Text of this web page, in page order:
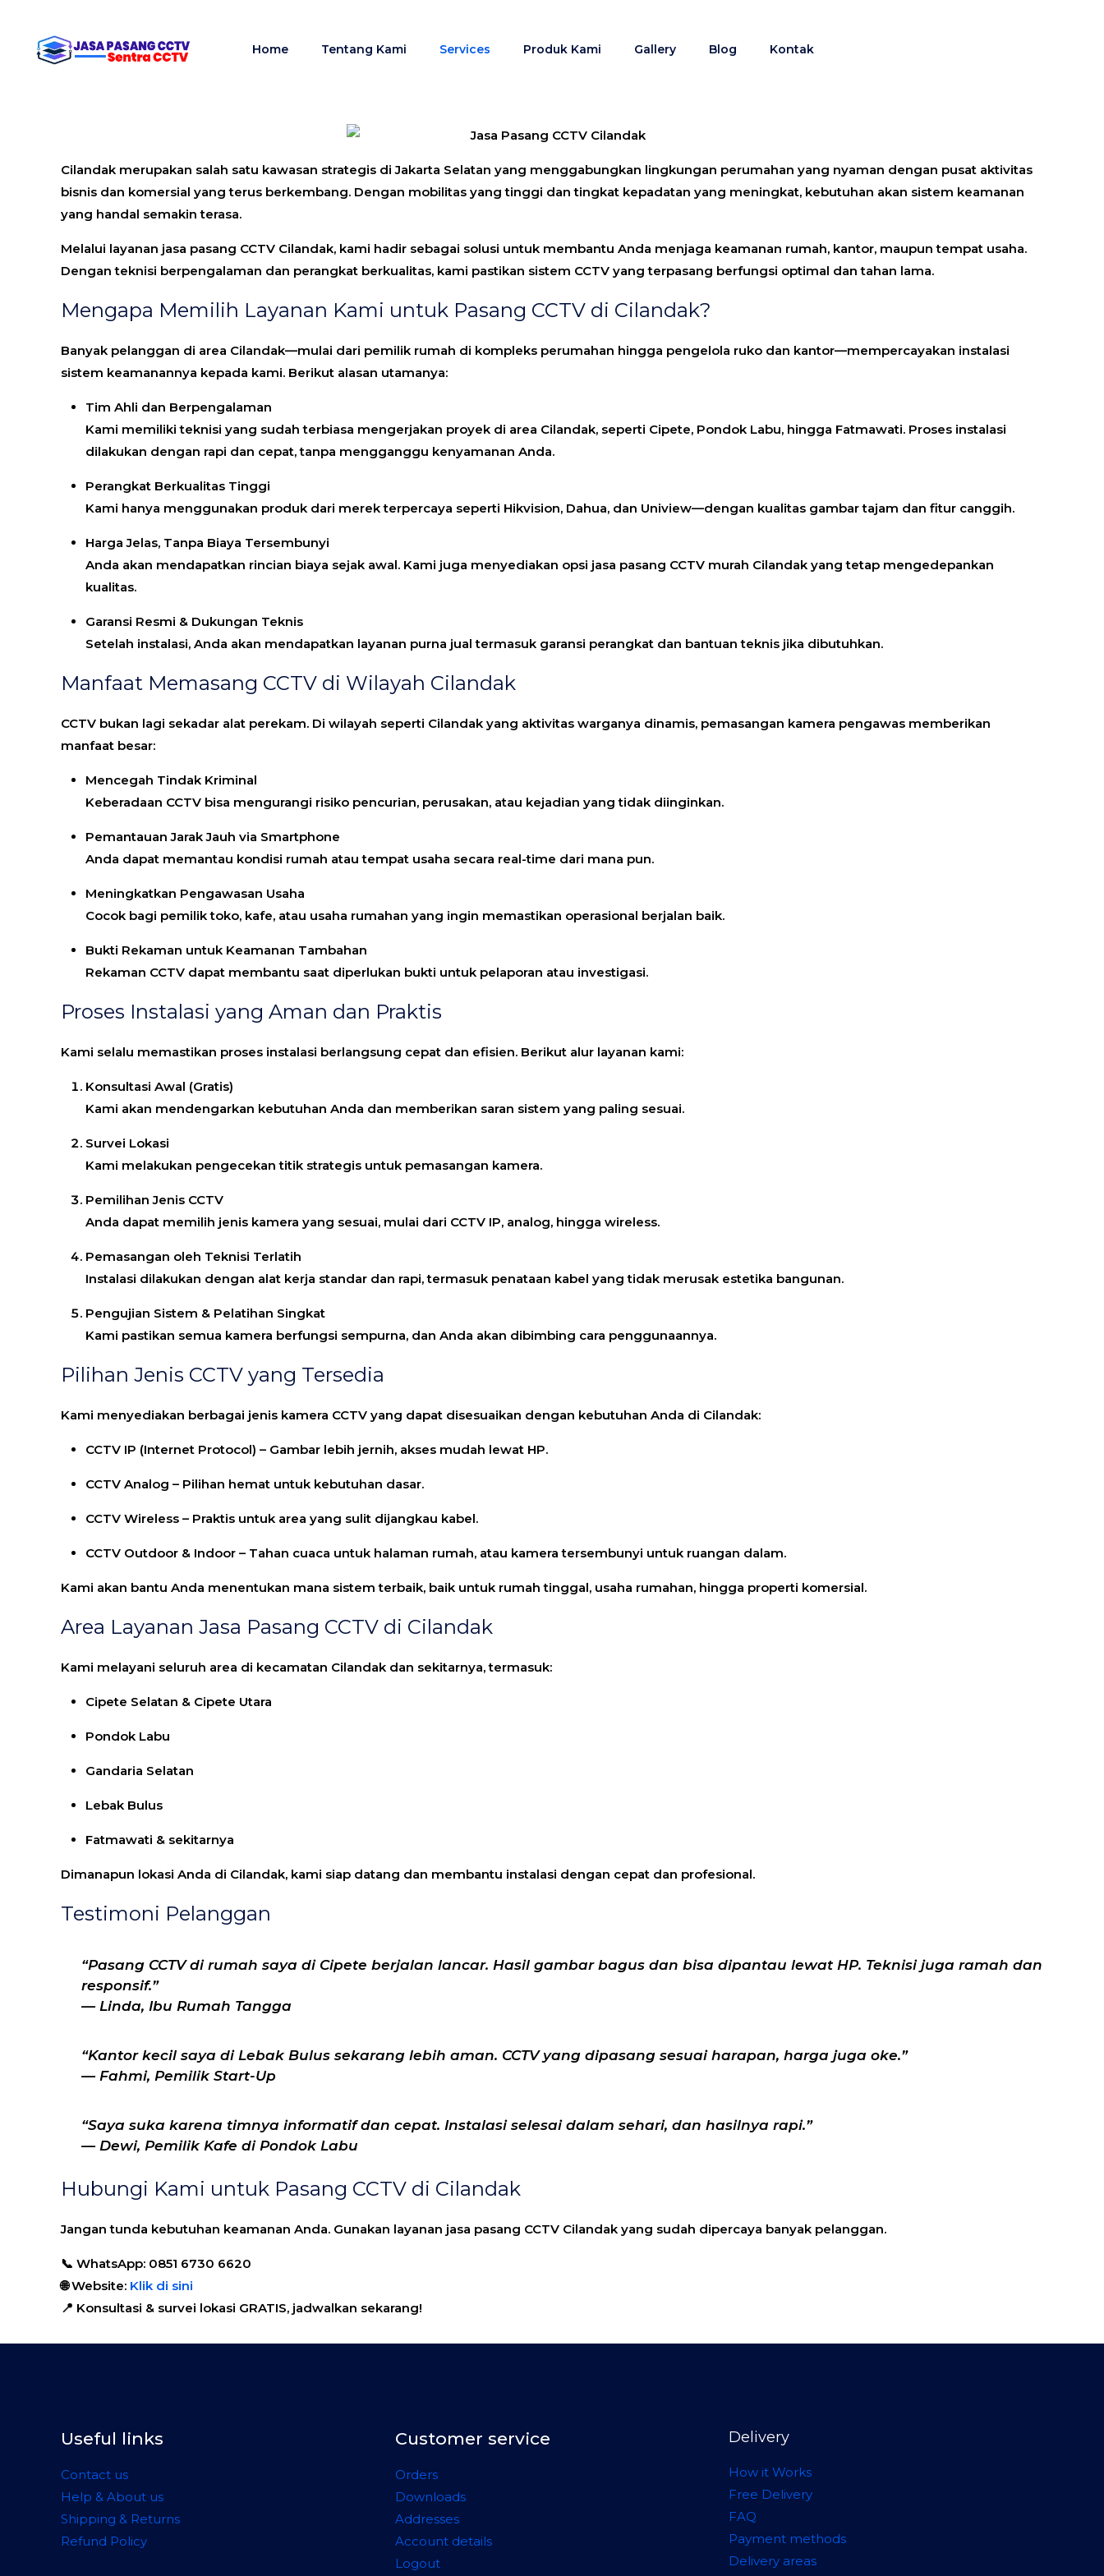
Home Tentang Kami Services Produk Kami Gallery Blog Kontak
Cilandak merupakan salah satu kawasan strategis di Jakarta Selatan yang menggabungkan lingkungan perumahan yang nyaman dengan pusat aktivitas
bisnis dan komersial yang terus berkembang. Dengan mobilitas yang tinggi dan tingkat kepadatan yang meningkat, kebutuhan akan sistem keamanan
yang handal semakin terasa.
Melalui layanan jasa pasang CCTV Cilandak, kami hadir sebagai solusi untuk membantu Anda menjaga keamanan rumah, kantor, maupun tempat usaha.
Dengan teknisi berpengalaman dan perangkat berkualitas, kami pastikan sistem CCTV yang terpasang berfungsi optimal dan tahan lama.
Mengapa Memilih Layanan Kami untuk Pasang CCTV di Cilandak?
Banyak pelanggan di area Cilandak—mulai dari pemilik rumah di kompleks perumahan hingga pengelola ruko dan kantor—mempercayakan instalasi
sistem keamanannya kepada kami. Berikut alasan utamanya:
Tim Ahli dan Berpengalaman
Kami memiliki teknisi yang sudah terbiasa mengerjakan proyek di area Cilandak, seperti Cipete, Pondok Labu, hingga Fatmawati. Proses instalasi
dilakukan dengan rapi dan cepat, tanpa mengganggu kenyamanan Anda.
Perangkat Berkualitas Tinggi
Kami hanya menggunakan produk dari merek terpercaya seperti Hikvision, Dahua, dan Uniview—dengan kualitas gambar tajam dan fitur canggih.
Harga Jelas, Tanpa Biaya Tersembunyi
Anda akan mendapatkan rincian biaya sejak awal. Kami juga menyediakan opsi jasa pasang CCTV murah Cilandak yang tetap mengedepankan
kualitas.
Garansi Resmi & Dukungan Teknis
Setelah instalasi, Anda akan mendapatkan layanan purna jual termasuk garansi perangkat dan bantuan teknis jika dibutuhkan.
Manfaat Memasang CCTV di Wilayah Cilandak
CCTV bukan lagi sekadar alat perekam. Di wilayah seperti Cilandak yang aktivitas warganya dinamis, pemasangan kamera pengawas memberikan
manfaat besar:
Mencegah Tindak Kriminal
Keberadaan CCTV bisa mengurangi risiko pencurian, perusakan, atau kejadian yang tidak diinginkan.
Pemantauan Jarak Jauh via Smartphone
Anda dapat memantau kondisi rumah atau tempat usaha secara real-time dari mana pun.
Meningkatkan Pengawasan Usaha
Cocok bagi pemilik toko, kafe, atau usaha rumahan yang ingin memastikan operasional berjalan baik.
Bukti Rekaman untuk Keamanan Tambahan
Rekaman CCTV dapat membantu saat diperlukan bukti untuk pelaporan atau investigasi.
Proses Instalasi yang Aman dan Praktis
Kami selalu memastikan proses instalasi berlangsung cepat dan efisien. Berikut alur layanan kami:
Konsultasi Awal (Gratis)
Kami akan mendengarkan kebutuhan Anda dan memberikan saran sistem yang paling sesuai.
Survei Lokasi
Kami melakukan pengecekan titik strategis untuk pemasangan kamera.
Pemilihan Jenis CCTV
Anda dapat memilih jenis kamera yang sesuai, mulai dari CCTV IP, analog, hingga wireless.
Pemasangan oleh Teknisi Terlatih
Instalasi dilakukan dengan alat kerja standar dan rapi, termasuk penataan kabel yang tidak merusak estetika bangunan.
Pengujian Sistem & Pelatihan Singkat
Kami pastikan semua kamera berfungsi sempurna, dan Anda akan dibimbing cara penggunaannya.
Pilihan Jenis CCTV yang Tersedia
Kami menyediakan berbagai jenis kamera CCTV yang dapat disesuaikan dengan kebutuhan Anda di Cilandak:
CCTV IP (Internet Protocol) – Gambar lebih jernih, akses mudah lewat HP.
CCTV Analog – Pilihan hemat untuk kebutuhan dasar.
CCTV Wireless – Praktis untuk area yang sulit dijangkau kabel.
CCTV Outdoor & Indoor – Tahan cuaca untuk halaman rumah, atau kamera tersembunyi untuk ruangan dalam.
Kami akan bantu Anda menentukan mana sistem terbaik, baik untuk rumah tinggal, usaha rumahan, hingga properti komersial.
Area Layanan Jasa Pasang CCTV di Cilandak
Kami melayani seluruh area di kecamatan Cilandak dan sekitarnya, termasuk:
Cipete Selatan & Cipete Utara
Pondok Labu
Gandaria Selatan
Lebak Bulus
Fatmawati & sekitarnya
Dimanapun lokasi Anda di Cilandak, kami siap datang dan membantu instalasi dengan cepat dan profesional.
Testimoni Pelanggan
“Pasang CCTV di rumah saya di Cipete berjalan lancar. Hasil gambar bagus dan bisa dipantau lewat HP. Teknisi juga ramah dan
responsif.”
—Linda, Ibu Rumah Tangga
“Kantor kecil saya di Lebak Bulus sekarang lebih aman. CCTV yang dipasang sesuai harapan, harga juga oke.”
—Fahmi, Pemilik Start-Up
“Saya suka karena timnya informatif dan cepat. Instalasi selesai dalam sehari, dan hasilnya rapi.”
—Dewi, Pemilik Kafe di Pondok Labu
Hubungi Kami untuk Pasang CCTV di Cilandak
Jangan tunda kebutuhan keamanan Anda. Gunakan layanan jasa pasang CCTV Cilandak yang sudah dipercaya banyak pelanggan.
📞 WhatsApp: 0851 6730 6620
🌐 Website: Klik di sini
📍 Konsultasi & survei lokasi GRATIS, jadwalkan sekarang!
Useful links
Contact us
Help & About us
Shipping & Returns
Refund Policy
Customer service
Orders
Downloads
Addresses
Account details
Logout
Delivery
How it Works
Free Delivery
FAQ
Payment methods
Delivery areas